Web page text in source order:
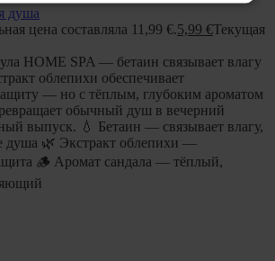
душа
цена составляла 11,99 €.5,99 €Текущая
HOME SPA — бетаин связывает влагу
облепихи обеспечивает
— но с тёплым, глубоким ароматом
обычный душ в вечерний
выпуск. 💧 Бетаин — связывает влагу,
душа 🌿 Экстракт облепихи —
🪵 Аромат сандала — тёплый,